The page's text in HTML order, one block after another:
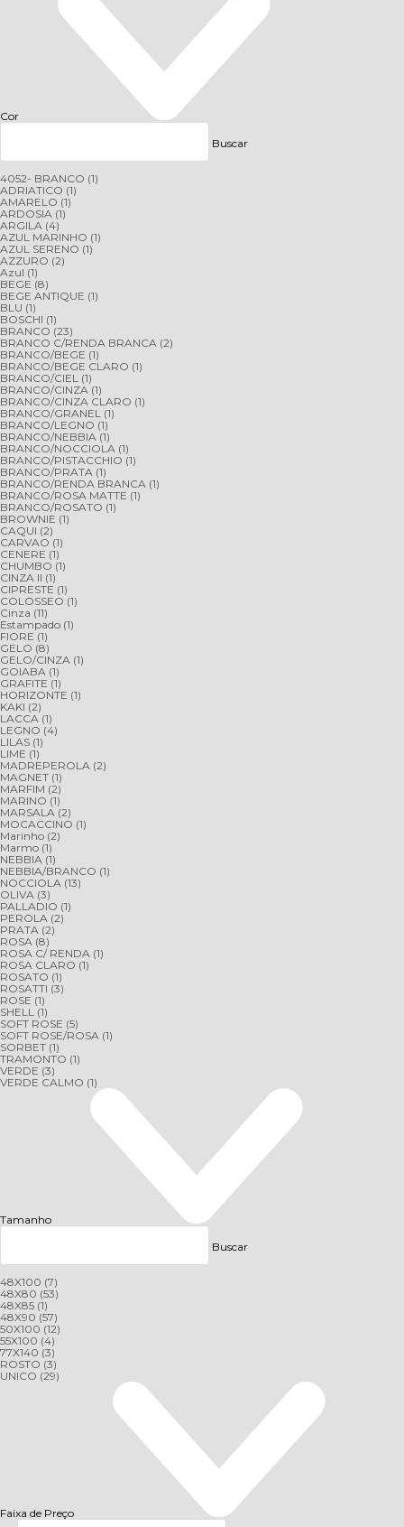
Cor
Buscar
4052- BRANCO (1)
ADRIATICO (1)
AMARELO (1)
ARDOSIA (1)
ARGILA (4)
AZUL MARINHO (1)
AZUL SERENO (1)
AZZURO (2)
Azul (1)
BEGE (8)
BEGE ANTIQUE (1)
BLU (1)
BOSCHI (1)
BRANCO (23)
BRANCO C/RENDA BRANCA (2)
BRANCO/BEGE (1)
BRANCO/BEGE CLARO (1)
BRANCO/CIEL (1)
BRANCO/CINZA (1)
BRANCO/CINZA CLARO (1)
BRANCO/GRANEL (1)
BRANCO/LEGNO (1)
BRANCO/NEBBIA (1)
BRANCO/NOCCIOLA (1)
BRANCO/PISTACCHIO (1)
BRANCO/PRATA (1)
BRANCO/RENDA BRANCA (1)
BRANCO/ROSA MATTE (1)
BRANCO/ROSATO (1)
BROWNIE (1)
CAQUI (2)
CARVAO (1)
CENERE (1)
CHUMBO (1)
CINZA II (1)
CIPRESTE (1)
COLOSSEO (1)
Cinza (11)
Estampado (1)
FIORE (1)
GELO (8)
GELO/CINZA (1)
GOIABA (1)
GRAFITE (1)
HORIZONTE (1)
KAKI (2)
LACCA (1)
LEGNO (4)
LILAS (1)
LIME (1)
MADREPEROLA (2)
MAGNET (1)
MARFIM (2)
MARINO (1)
MARSALA (2)
MOCACCINO (1)
Marinho (2)
Marmo (1)
NEBBIA (1)
NEBBIA/BRANCO (1)
NOCCIOLA (13)
OLIVA (3)
PALLADIO (1)
PEROLA (2)
PRATA (2)
ROSA (8)
ROSA C/ RENDA (1)
ROSA CLARO (1)
ROSATO (1)
ROSATTI (3)
ROSE (1)
SHELL (1)
SOFT ROSE (5)
SOFT ROSE/ROSA (1)
SORBET (1)
TRAMONTO (1)
VERDE (3)
VERDE CALMO (1)
Tamanho
Buscar
48X100 (7)
48X80 (53)
48X85 (1)
48X90 (57)
50X100 (12)
55X100 (4)
77X140 (3)
ROSTO (3)
UNICO (29)
Faixa de Preço